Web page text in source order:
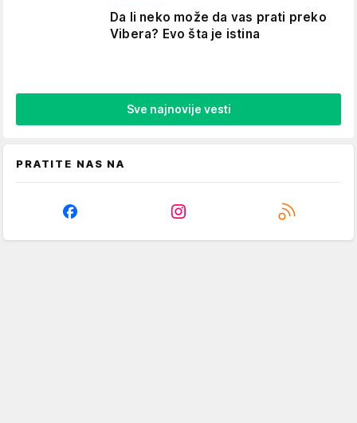
Da li neko može da vas prati preko
Vibera? Evo šta je istina
Sve najnovije vesti
PRATITE NAS NA